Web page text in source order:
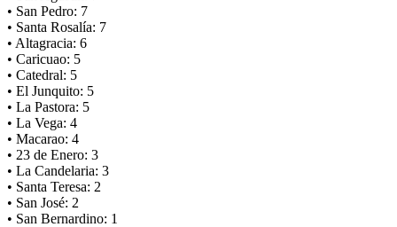
• San Pedro: 7
• Santa Rosalía: 7
• Altagracia: 6
• Caricuao: 5
• Catedral: 5
• El Junquito: 5
• La Pastora: 5
• La Vega: 4
• Macarao: 4
• 23 de Enero: 3
• La Candelaria: 3
• Santa Teresa: 2
• San José: 2
• San Bernardino: 1